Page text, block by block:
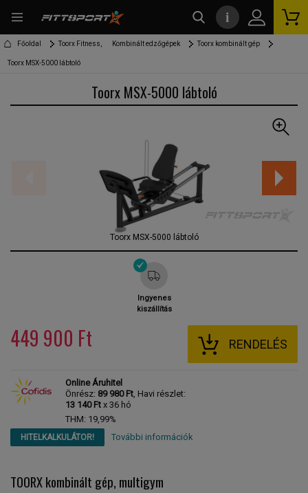
Főoldal Toorx Fitness, Kombinált edzőgépek Toorx kombinált gép
Toorx MSX-5000 lábtoló
Toorx MSX-5000 lábtoló
Toorx MSX-5000 lábtoló
Ingyenes
kiszállítás
449 900 Ft RENDELÉS
Online Áruhitel
Önrész: 89 980 Ft, Havi részlet:
13 140 Ft x 36 hó
THM: 19,99%
HITELKALKULÁTOR! További információk
TOORX kombinált gép, multigym
i
kereső